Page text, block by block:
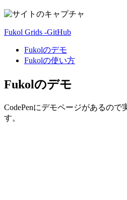
Fukol Grids -GitHub
Fukolのデモ
Fukolの使い方
Fukolのデモ
CodePenにデモページがあるので
す。